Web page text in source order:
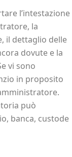
l’intestazione
la
il dettaglio delle
dovute e la
vi sono
in proposito
può
banca, custode